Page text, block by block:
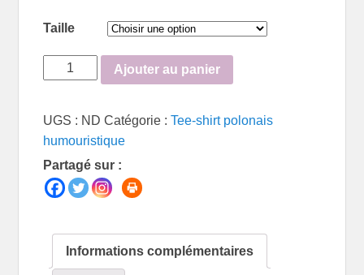
Taille
quantité
de
n’ai
pas
choisi
d’être
juste
eu
Ajouter au panier
UGS : ND Catégorie :Tee-shirt polonais
humouristique
Partagé sur :
Informations complémentaires